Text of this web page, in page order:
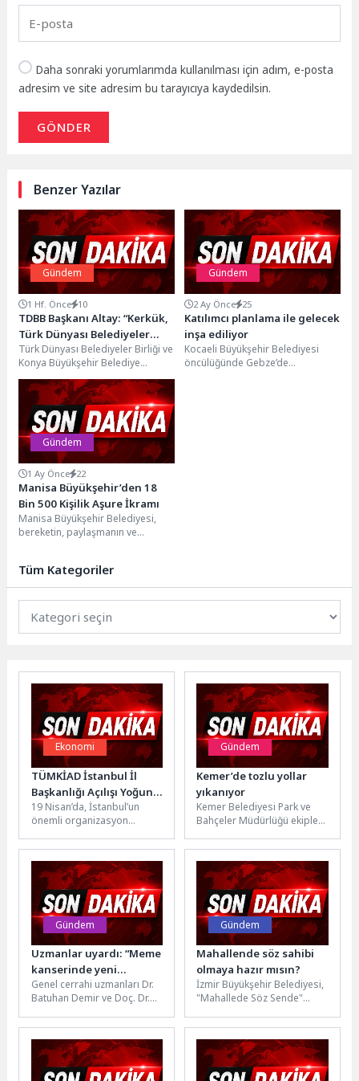
Daha sonraki yorumlarımda kullanılması için adım, e-posta
adresim ve site adresim bu tarayıcıya kaydedilsin.
GÖNDER
Benzer Yazılar
Gündem
1 Hf. Önce 10
TDBB Başkanı Altay: “Kerkük,
Türk Dünyası Belediyeler
Birliği’nin Resmi Üyesi Oldu”
Türk Dünyası Belediyeler Birliği ve
Konya Büyükşehir Belediye
Başkanı Uğur İbrahim Altay,
birliğin Karaman’da düzenlenen...
Gündem
2 Ay Önce 25
Katılımcı planlama ile gelecek
inşa ediliyor
Kocaeli Büyükşehir Belediyesi
öncülüğünde Gebze’de
Gündem
1 Ay Önce 22
Manisa Büyükşehir’den 18
Bin 500 Kişilik Aşure İkramı
Manisa Büyükşehir Belediyesi,
bereketin, paylaşmanın ve
genelinde aşure...
Tüm Kategoriler
Ekonomi
TÜMKİAD İstanbul İl
Başkanlığı Açılışı Yoğun
Katılımla Gerçekleşti
19 Nisan’da, İstanbul’un
önemli organizasyon
Beyatlı Kongre Merkezi’nde
gerçekleştirilen TÜMKİAD
İstanbul İl...
Gündem
Kemer’de tozlu yollar
yıkanıyor
Kemer Belediyesi Park ve
Bahçeler Müdürlüğü ekipleri,
nedeniyle tozlanan yolları
yıkayarak vatandaşların...
Gündem
Uzmanlar uyardı: “Meme
kanserinde yeni
lezyonlar 6 ay içinde
gelişebilir”
Genel cerrahi uzmanları Dr.
Batuhan Demir ve Doç. Dr.
Uzmanı Dr....
Gündem
Mahallende söz sahibi
olmaya hazır mısın?
İzmir Büyükşehir Belediyesi,
"Mahallede Söz Sende"
yönetimine doğrudan
katılmaya davet ediyor.
Odak...